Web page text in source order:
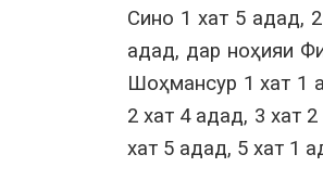
Сино 1 хат 5 адад,
адад, дар ноҳияи
Шоҳмансур 1 хат 1
2 хат 4 адад, 3 хат
хат 5 адад, 5 хат 1